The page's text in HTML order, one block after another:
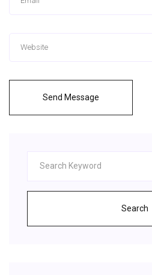
Send Message
Search